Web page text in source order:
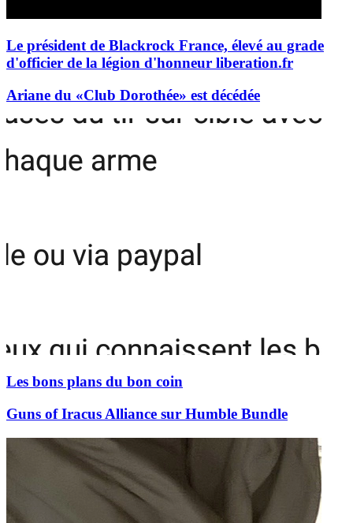
Le président de Blackrock France, élevé au grade
d'officier de la légion d'honneur liberation.fr
Ariane du «Club Dorothée» est décédée
Les bons plans du bon coin
Guns of Iracus Alliance sur Humble Bundle